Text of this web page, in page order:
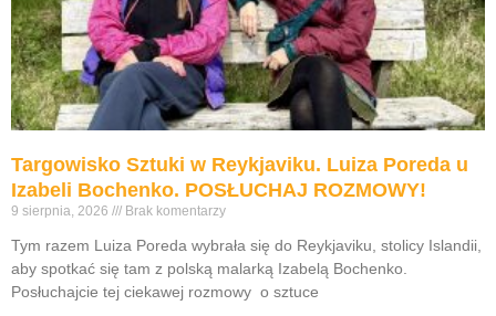
Targowisko Sztuki w Reykjaviku. Luiza Poreda u
Izabeli Bochenko. POSŁUCHAJ ROZMOWY!
9 sierpnia, 2026 Brak komentarzy
Tym razem Luiza Poreda wybrała się do Reykjaviku, stolicy Islandii,
aby spotkać się tam z polską malarką Izabelą Bochenko.
Posłuchajcie tej ciekawej rozmowy o sztuce